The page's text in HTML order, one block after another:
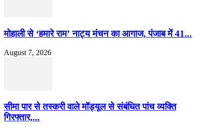
मोहाली से ‘हमारे राम’ नाट्य मंचन का आगाज, पंजाब में 41...
August 7, 2026
सीमा पार से तस्करी वाले मॉड्यूल से संबंधित पांच व्यक्ति
गिरफ्तार,...